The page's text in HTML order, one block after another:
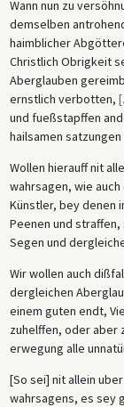
Wann nun zu
demselben
haimblicher
Christlich Obrigkeit
Aberglauben
ernstlich verbotten, [
und fueßstapffen
hailsamen
Wollen hierauff nit
wahrsagen, wie
Künstler, bey denen
Peenen und
Segen und
Wir wollen auch
dergleichen
einem guten endt,
zuhelffen, oder aber
erwegung alle
[So sei] nit allein
wahrsagens, es sey